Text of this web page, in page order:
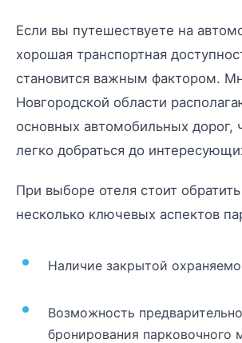
Если вы путешествуете на
хорошая транспортная
становится важным фактором.
Новгородской области
основных автомобильных дорог,
легко добраться до
При выборе отеля стоит
несколько ключевых аспектов
Наличие закрытой
Возможность
бронирования парковочного